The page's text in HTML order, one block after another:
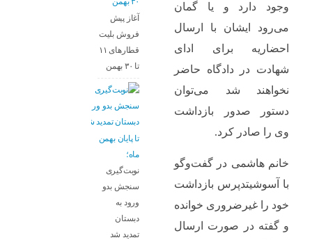
وجود دارد و یا گمان‌
می‌رود ایشان با ارسال
احضاریه برای ادای
شهادت در دادگاه حاضر
نخواهند شد می‌توان
دستور صدور بازداشت
وی را صادر کرد.
خانم هاشمی در گفت‌وگو
با آسوشیتدپرس بازداشت
خود را غیرضروری خوانده
و گفته در صورت ارسال
آغاز پیش
فروش بلیت‌
قطارهای ۱۱
تا ۳۰ بهمن
تا پایان بهمن
ماه؛
نوبت‌گیری
سنجش بدو
ورود به
دبستان
تمدید شد